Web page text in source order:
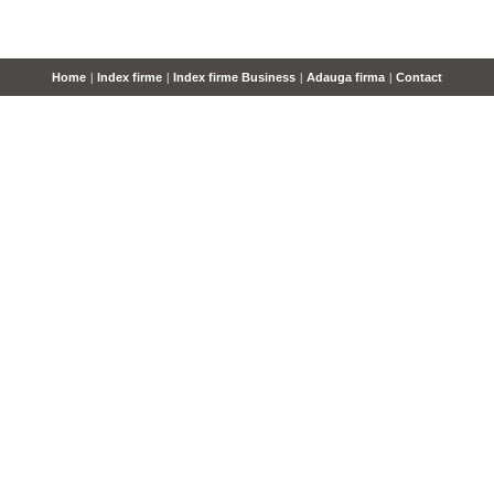
Home | Index firme | Index firme Business | Adauga firma | Contact